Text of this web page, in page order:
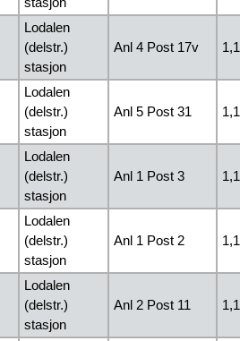
Lodalen
(delstr.)
stasjon
Anl 4 Post 17v
Lodalen
(delstr.)
stasjon
Anl 5 Post 31
Lodalen
(delstr.)
stasjon
Anl 1 Post 3
Lodalen
(delstr.)
stasjon
Anl 1 Post 2
Lodalen
(delstr.)
stasjon
Anl 2 Post 11